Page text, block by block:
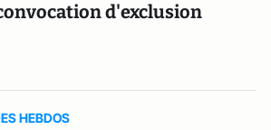
d'exclusion
HEBDOS